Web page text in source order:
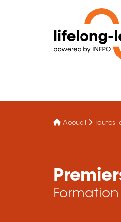
Accueil Toutes